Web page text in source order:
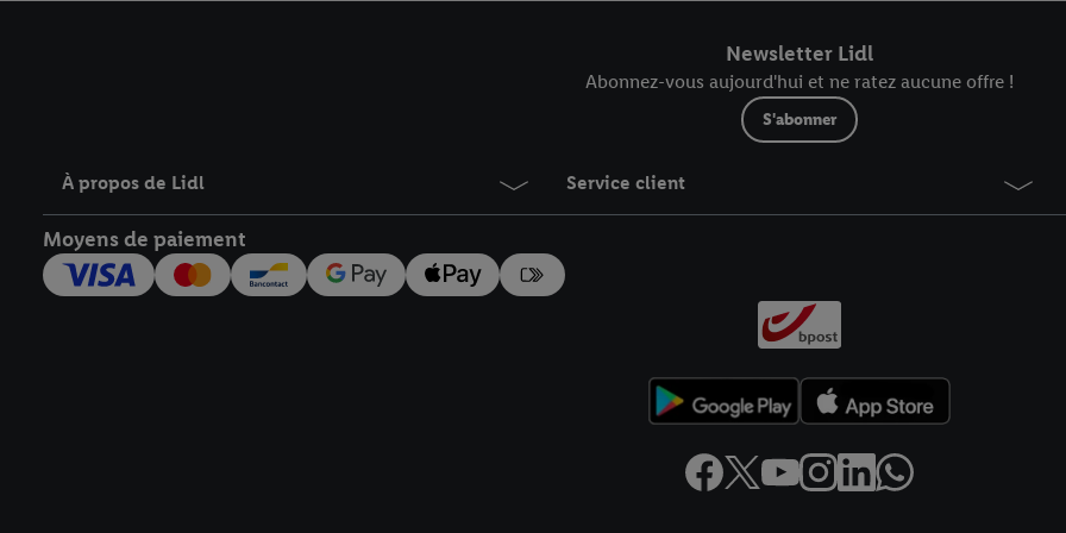
Newsletter Lidl
Abonnez-vous aujourd'hui et ne ratez aucune offre !
S'abonner
À propos de Lidl Service client
Moyens de paiement